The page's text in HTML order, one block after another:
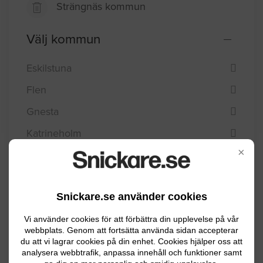
×
Snickare.se använder cookies
Vi använder cookies för att förbättra din upplevelse på vår
webbplats. Genom att fortsätta använda sidan accepterar
du att vi lagrar cookies på din enhet. Cookies hjälper oss att
analysera webbtrafik, anpassa innehåll och funktioner samt
Strängnäs kommun
Välj kommun
Eskilstuna
Flen
Gnesta
Katrineholm
Strängnäs
Trosa
Vingåker